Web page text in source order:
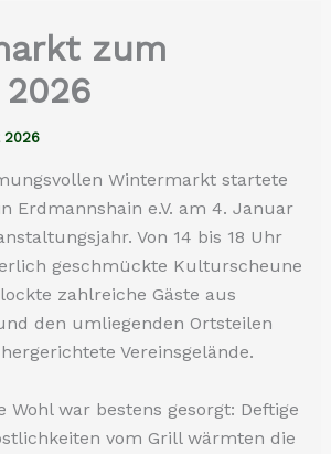
zum
2026
Wintermarkt startete
Erdmannshain e.V. am 4. Januar
Von 14 bis 18 Uhr
geschmückte Kulturscheune
zahlreiche Gäste aus
den umliegenden Ortsteilen
Vereinsgelände.
Wohl war bestens gesorgt: Deftige
vom Grill wärmten die